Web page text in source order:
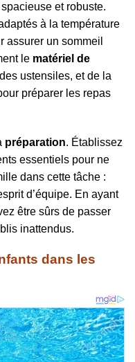
et robuste.
à la température
assurer un sommeil
le matériel de
ustensiles, et de la
préparer les repas
préparation. Établissez
essentiels pour ne
dans cette tâche :
d’équipe. En ayant
être sûrs de passer
inattendus.
dans les